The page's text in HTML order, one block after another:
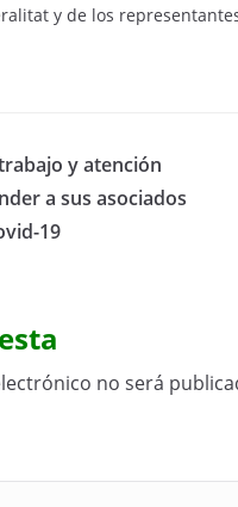
y de los
y atención
a sus asociados
19
no será